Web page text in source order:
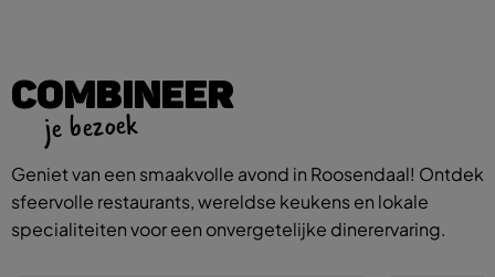
COMBINEER
je bezoek
Geniet van een smaakvolle avond in Roosendaal! Ontdek
sfeervolle restaurants, wereldse keukens en lokale
specialiteiten voor een onvergetelijke dinerervaring.